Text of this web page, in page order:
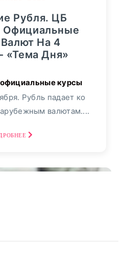
Рубля. ЦБ
Официальные
На 4
«Тема Дня»
Рубль падает ко
валютам....